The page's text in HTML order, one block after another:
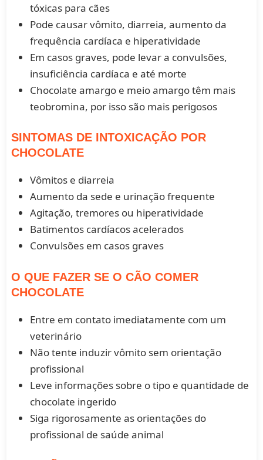
tóxicas para cães
Pode causar vômito, diarreia, aumento da
frequência cardíaca e hiperatividade
Em casos graves, pode levar a convulsões,
insuficiência cardíaca e até morte
Chocolate amargo e meio amargo têm mais
teobromina, por isso são mais perigosos
SINTOMAS DE INTOXICAÇÃO POR
CHOCOLATE
Vômitos e diarreia
Aumento da sede e urinação frequente
Agitação, tremores ou hiperatividade
Batimentos cardíacos acelerados
Convulsões em casos graves
O QUE FAZER SE O CÃO COMER
CHOCOLATE
Entre em contato imediatamente com um
veterinário
Não tente induzir vômito sem orientação
profissional
Leve informações sobre o tipo e quantidade de
chocolate ingerido
Siga rigorosamente as orientações do
profissional de saúde animal